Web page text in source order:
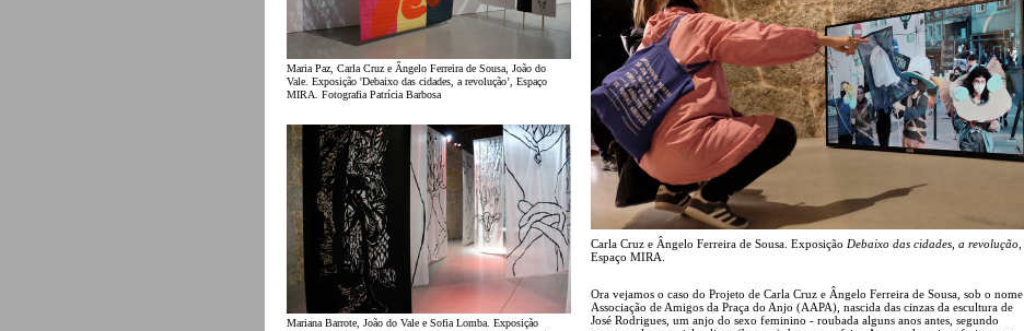
Maria Paz, Carla Cruz e Ângelo Ferreira de Sousa, João do
Vale. Exposição 'Debaixo das cidades, a revolução’, Espaço
MIRA. Fotografia Patrícia Barbosa
Mariana Barrote, João do Vale e Sofia Lomba. Exposição
Carla Cruz e Ângelo Ferreira de Sousa. Exposição Debaixo das cidades, a revolução
Espaço MIRA.
Ora vejamos o caso do Projeto de Carla Cruz e Ângelo Ferreira de Sousa, sob o nome
Associação de Amigos da Praça do Anjo (AAPA), nascida das cinzas da escultura de
José Rodrigues, um anjo do sexo feminino - roubada alguns anos antes, segundo